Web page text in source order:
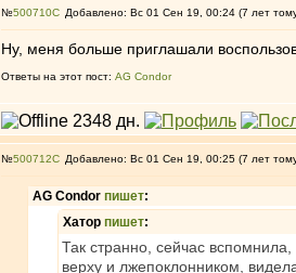
№500710 Добавлено: Вс 01 Сен 19, 00:24 (7 лет
Ну, меня больше приглашали
Ответы на этот пост: AG Condor
№500712 Добавлено: Вс 01 Сен 19, 00:25 (7 лет
AG Condor пишет:
Хатор пишет:
Так странно, сейчас
верху и лжепоклонником,